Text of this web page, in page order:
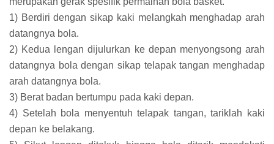
1) Berdiri dengan sikap kaki melangkah menghadap arah
datangnya bola.
2) Kedua lengan dijulurkan ke depan menyongsong arah
datangnya bola dengan sikap telapak tangan menghadap
arah datangnya bola.
3) Berat badan bertumpu pada kaki depan.
4) Setelah bola menyentuh telapak tangan, tariklah kaki
depan ke belakang.